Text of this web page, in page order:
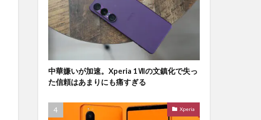
中華嫌いが加速。Xperia 1Ⅶの文鎮化で失っ
た信頼はあまりにも痛すぎる
Xperia